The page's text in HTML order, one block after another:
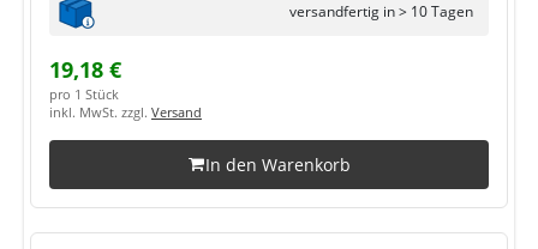
versandfertig in > 10 Tagen
19,18 €
pro 1 Stück
inkl. MwSt. zzgl. Versand
In den Warenkorb